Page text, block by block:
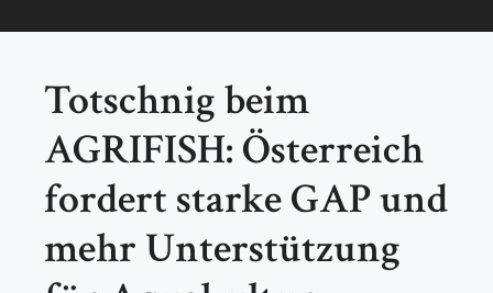
Totschnig beim
AGRIFISH: Österreich
fordert starke GAP und
mehr Unterstützung